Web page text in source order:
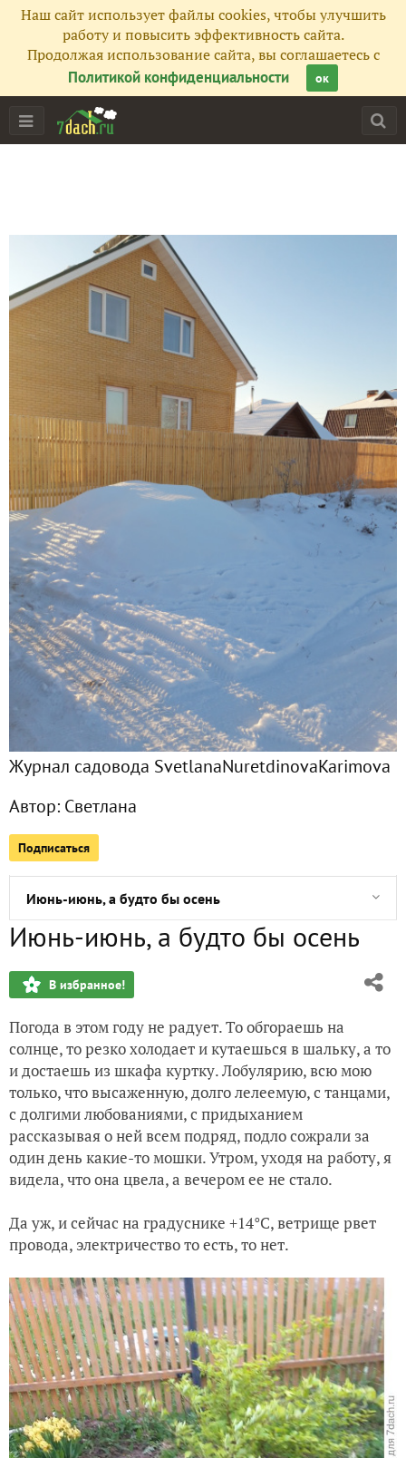
Наш сайт использует файлы cookies, чтобы улучшить
работу и повысить эффективность сайта.
Продолжая использование сайта, вы соглашаетесь с
Политикой конфиденциальности
ок
Журнал садовода SvetlanaNuretdinovaKarimova
Автор: Светлана
Подписаться
Главная
Подписчики 3
Все публикации 9
Фото
Сейчас обсуждают
Живность в грядке
Зимние посиделки
Планы, или Закупилась так закупилась
Перебирая фото...
Посевная-2023
Июнь-июнь, а будто бы осень
Приз приехал!!!
Мои творения... на радость детям и взрослым
А все началось с конкурса...
Июнь-июнь, а будто бы осень
В избранное!
Погода в этом году не радует. То обгораешь на
солнце, то резко холодает и кутаешься в шальку, а то
и достаешь из шкафа куртку. Лобулярию, всю мою
только, что высаженную, долго лелеемую, с танцами,
с долгими любованиями, с придыханием
рассказывая о ней всем подряд, подло сожрали за
один день какие-то мошки. Утром, уходя на работу, я
видела, что она цвела, а вечером ее не стало.
Да уж, и сейчас на градуснике +14°C, ветрище рвет
провода, электричество то есть, то нет.